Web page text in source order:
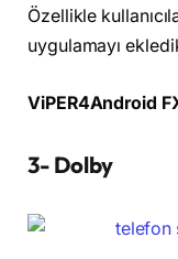
Özellikle
uygulamayı
ViPER4Android
3- Dolby